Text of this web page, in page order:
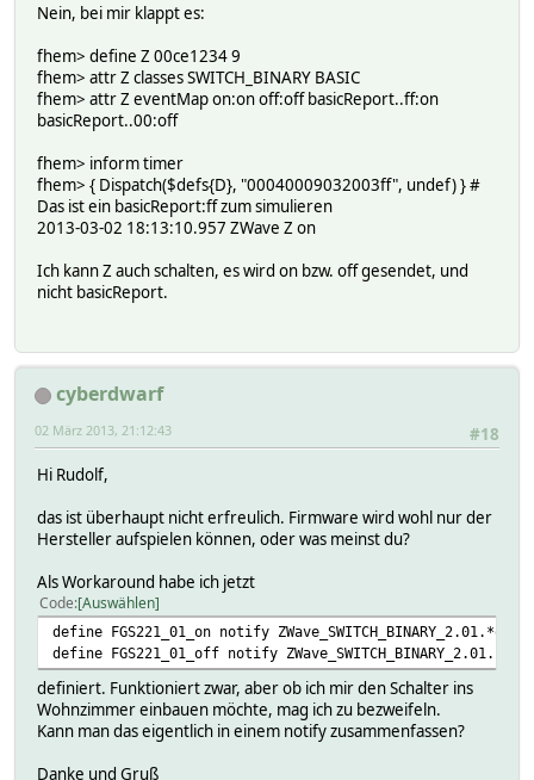
Nein, bei mir klappt es:
fhem> define Z 00ce1234 9
fhem> attr Z classes SWITCH_BINARY BASIC
fhem> attr Z eventMap on:on off:off basicReport..ff:on
basicReport..00:off
fhem> inform timer
fhem> { Dispatch($defs{D}, "00040009032003ff", undef) } #
Das ist ein basicReport:ff zum simulieren
2013-03-02 18:13:10.957 ZWave Z on
Ich kann Z auch schalten, es wird on bzw. off gesendet, und
nicht basicReport.
cyberdwarf
#18
02 März 2013, 21:12:43
Hi Rudolf,
das ist überhaupt nicht erfreulich. Firmware wird wohl nur der
Hersteller aufspielen können, oder was meinst du?
Als Workaround habe ich jetzt
Code Auswählen
define FGS221_01_on notify ZWave_SWITCH_BINARY_2.01.*on
define FGS221_01_off notify
definiert. Funktioniert zwar, aber ob ich mir den Schalter ins
Wohnzimmer einbauen möchte, mag ich zu bezweifeln.
Kann man das eigentlich in einem notify zusammenfassen?
Danke und Gruß